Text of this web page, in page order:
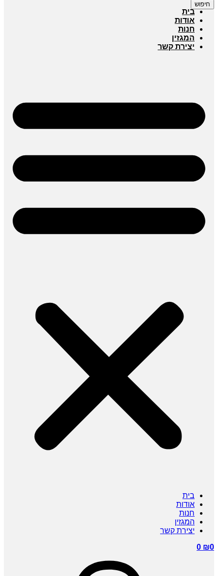
חיפוש
בית
אודות
חנות
המגזין
יצירת קשר
בית
אודות
חנות
המגזין
יצירת קשר
₪0
0